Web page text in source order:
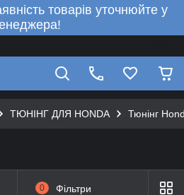
товарів уточнюйте у
ТЮНІНГ ДЛЯ HONDA Тюнінг
0 Фільтри